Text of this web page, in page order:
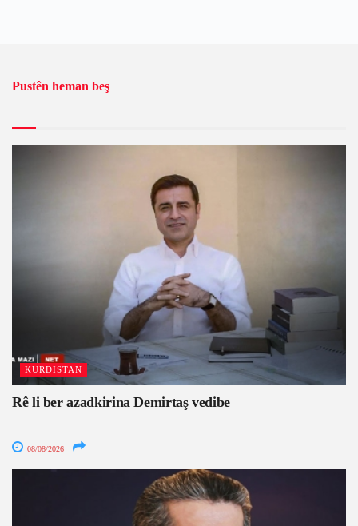
Pustên heman beş
KURDISTAN
Rê li ber azadkirina Demirtaş vedibe
08/08/2026